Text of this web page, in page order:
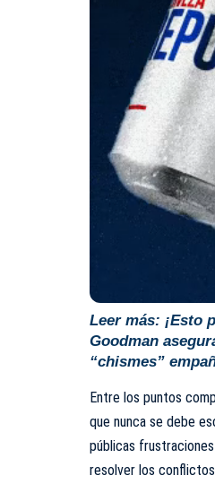
Leer más: ¡Esto
Goodman
“chismes”
Entre los puntos
que nunca se debe
públicas
resolver los